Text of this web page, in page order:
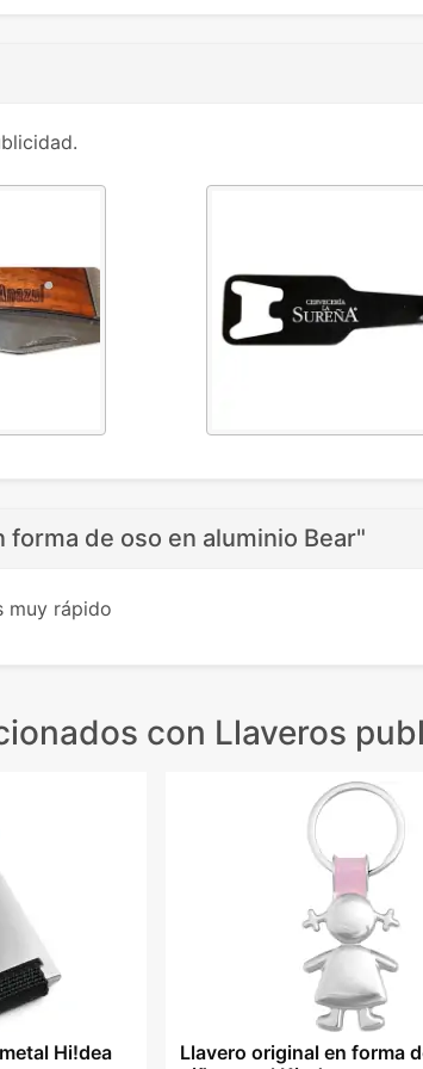
forma de oso en aluminio Bear"
muy rápido
con Llaveros
Hi!dea
Llavero original en forma